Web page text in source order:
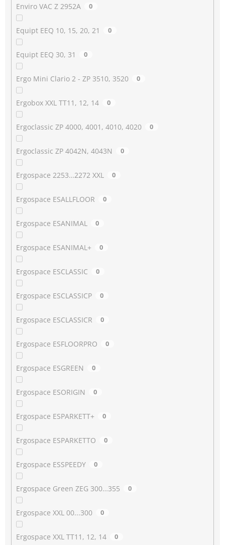
Enviro VAC Z 2952A 0
Equipt EEQ 10, 15, 20, 21 0
Equipt EEQ 30, 31 0
Ergo Mini Clario 2 - ZP 3510, 3520 0
Ergobox XXL TT11, 12, 14 0
Ergoclassic ZP 4000, 4001, 4010, 4020 0
Ergoclassic ZP 4042N, 4043N 0
Ergospace 2253…2272 XXL 0
Ergospace ESALLFLOOR 0
Ergospace ESANIMAL 0
Ergospace ESANIMAL+ 0
Ergospace ESCLASSIC 0
Ergospace ESCLASSICP 0
Ergospace ESCLASSICR 0
Ergospace ESFLOORPRO 0
Ergospace ESGREEN 0
Ergospace ESORIGIN 0
Ergospace ESPARKETT+ 0
Ergospace ESPARKETTO 0
Ergospace ESSPEEDY 0
Ergospace Green ZEG 300…355 0
Ergospace XXL 00...300 0
Ergospace XXL TT11, 12, 14 0